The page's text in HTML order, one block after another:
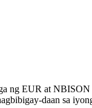
ng EUR at NBISON
daan sa